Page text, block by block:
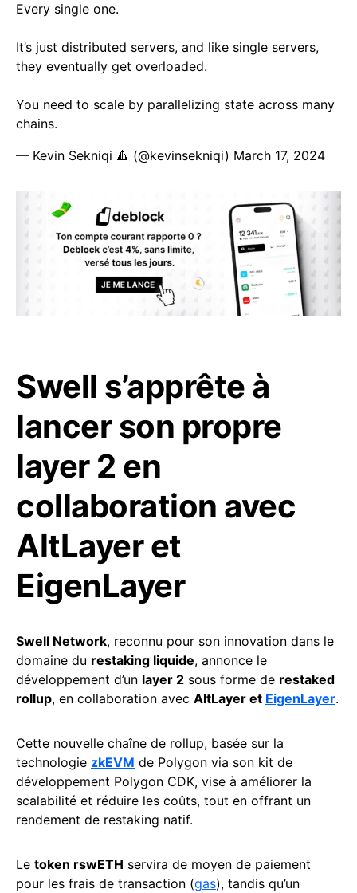
Every single one.
It’s just distributed servers, and like single servers,
they eventually get overloaded.
You need to scale by parallelizing state across many
chains.
— Kevin Sekniqi 🔺 (@kevinsekniqi) March 17, 2024
Swell s’apprête à
lancer son propre
layer 2 en
collaboration avec
AltLayer et
EigenLayer
Swell Network, reconnu pour son innovation dans le
domaine du restaking liquide, annonce le
développement d’un layer 2 sous forme de restaked
rollup, en collaboration avec AltLayer et EigenLayer.
Cette nouvelle chaîne de rollup, basée sur la
technologie zkEVM de Polygon via son kit de
développement Polygon CDK, vise à améliorer la
scalabilité et réduire les coûts, tout en offrant un
rendement de restaking natif.
Le token rswETH servira de moyen de paiement
pour les frais de transaction (gas), tandis qu’un